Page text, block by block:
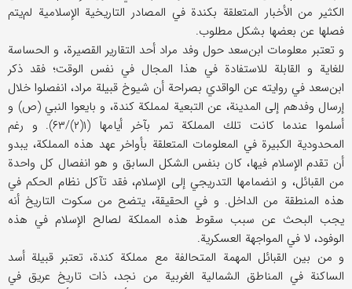
الكثير من الأخبار المتعلقة بكندة في المصادر التاريخية الإسلامية لم‌يتم
فصلها عن بعضها بشكل مطلوب.
و تعتبر معلومات ابن‌سعد حول وفد مراد أحد التقارير القصيرة، و الحساسة
للغاية و القابلة للاستفادة في هذا المجال في نفس الوقت؛ فقد ذكر
ابن‌سعد في روايته عن الواقدي بصراحة أن شيوخ قبيلة مراد، انفصلوا خلال
إرسال وفدهم إلى المدينة، عن التبعية لمملكة كندة، و بايعوا النبي (ص) و
أسلموا عندما كانت تلك المملكة تمر بآخر أيامها (۱(۲)/۶۳). و رغم
المحدودية الكبيرة في المعلومات المتعلقة بأواخر عهد هذه المملكة، يبدو
أن تقدم الإسلام فيها، كان بنفس الشكل السابق و هو انفصال كل واحدة
من القبائل، و انضمامها التدريجي إلى الإسلام، فقد تآكل نظام الحكم في
هذه المنطقة من الداخل. و في الحقيقة، يتضح من سكوت التاريخ أنه
يجب البحث عن سبب سقوط هذه المملكة لصالح الإسلام في هذه
الوفود، لا في المواجهة العسكرية.
و من بين القبائل المهمة المتحالفة مع مملكة كندة، تعتبر قبيلة أسد
الساكنة في المناطق الشمالية الغربية من نجد، ذات تاريخ عريق في